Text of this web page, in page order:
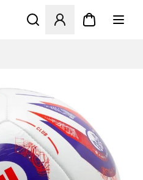
Megnyit egy modált a